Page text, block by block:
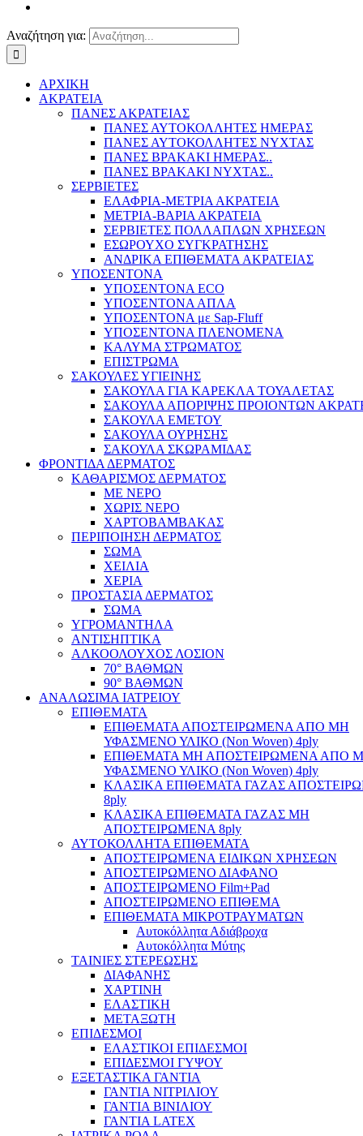
Αναζήτηση για:
ΑΡΧΙΚΗ
ΑΚΡΑΤΕΙΑ
ΠΑΝΕΣ ΑΚΡΑΤΕΙΑΣ
ΠΑΝΕΣ ΑΥΤΟΚΟΛΛΗΤΕΣ ΗΜΕΡΑΣ
ΠΑΝΕΣ ΑΥΤΟΚΟΛΛΗΤΕΣ ΝΥΧΤΑΣ
ΠΑΝΕΣ ΒΡΑΚΑΚΙ ΗΜΕΡΑΣ..
ΠΑΝΕΣ ΒΡΑΚΑΚΙ ΝΥΧΤΑΣ..
ΣΕΡΒΙΕΤΕΣ
ΕΛΑΦΡΙΑ-ΜΕΤΡΙΑ ΑΚΡΑΤΕΙΑ
ΜΕΤΡΙΑ-ΒΑΡΙΑ ΑΚΡΑΤΕΙΑ
ΣΕΡΒΙΕΤΕΣ ΠΟΛΛΑΠΛΩΝ ΧΡΗΣΕΩΝ
ΕΣΩΡΟΥΧΟ ΣΥΓΚΡΑΤΗΣΗΣ
ΑΝΔΡΙΚΑ ΕΠΙΘΕΜΑΤΑ ΑΚΡΑΤΕΙΑΣ
ΥΠΟΣΕΝΤΟΝΑ
ΥΠΟΣΕΝΤΟΝΑ ECO
ΥΠΟΣΕΝΤΟΝΑ ΑΠΛΑ
ΥΠΟΣΕΝΤΟΝΑ με Sap-Fluff
ΥΠΟΣΕΝΤΟΝΑ ΠΛΕΝΟΜΕΝΑ
ΚΑΛΥΜΑ ΣΤΡΩΜΑΤΟΣ
ΕΠΙΣΤΡΩΜΑ
ΣΑΚΟΥΛΕΣ ΥΓΙΕΙΝΗΣ
ΣΑΚΟΥΛΑ ΓΙΑ ΚΑΡΕΚΛΑ ΤΟΥΑΛΕΤΑΣ
ΣΑΚΟΥΛΑ ΑΠΟΡΙΨΗΣ ΠΡΟΙΟΝΤΩΝ
ΣΑΚΟΥΛΑ ΕΜΕΤΟΥ
ΣΑΚΟΥΛΑ ΟΥΡΗΣΗΣ
ΣΑΚΟΥΛΑ ΣΚΩΡΑΜΙΔΑΣ
ΦΡΟΝΤΙΔΑ ΔΕΡΜΑΤΟΣ
ΚΑΘΑΡΙΣΜΟΣ ΔΕΡΜΑΤΟΣ
ΜΕ ΝΕΡΟ
ΧΩΡΙΣ ΝΕΡΟ
ΧΑΡΤΟΒΑΜΒΑΚΑΣ
ΠΕΡΙΠΟΙΗΣΗ ΔΕΡΜΑΤΟΣ
ΣΩΜΑ
ΧΕΙΛΙΑ
ΧΕΡΙΑ
ΠΡΟΣΤΑΣΙΑ ΔΕΡΜΑΤΟΣ
ΣΩΜΑ
ΥΓΡΟΜΑΝΤΗΛΑ
ΑΝΤΙΣΗΠΤΙΚΑ
ΑΛΚΟΟΛΟΥΧΟΣ ΛΟΣΙΟΝ
70° ΒΑΘΜΩΝ
90° ΒΑΘΜΩΝ
ΑΝΑΛΩΣΙΜΑ ΙΑΤΡΕΙΟΥ
ΕΠΙΘΕΜΑΤΑ
ΕΠΙΘΕΜΑΤΑ ΑΠΟΣΤΕΙΡΩΜΕΝΑ ΑΠΟ ΜΗ
ΥΦΑΣΜΕΝΟ ΥΛΙΚΟ (Non Woven) 4ply
ΕΠΙΘΕΜΑΤΑ ΜΗ ΑΠΟΣΤΕΙΡΩΜΕΝΑ ΑΠΟ
ΥΦΑΣΜΕΝΟ ΥΛΙΚΟ (Non Woven) 4ply
ΚΛΑΣΙΚΑ ΕΠΙΘΕΜΑΤΑ ΓΑΖΑΣ
8ply
ΚΛΑΣΙΚΑ ΕΠΙΘΕΜΑΤΑ ΓΑΖΑΣ ΜΗ
ΑΠΟΣΤΕΙΡΩΜΕΝΑ 8ply
ΑΥΤΟΚΟΛΛΗΤΑ ΕΠΙΘΕΜΑΤΑ
ΑΠΟΣΤΕΙΡΩΜΕΝΑ ΕΙΔΙΚΩΝ ΧΡΗΣΕΩΝ
ΑΠΟΣΤΕΙΡΩΜΕΝΟ ΔΙΑΦΑΝΟ
ΑΠΟΣΤΕΙΡΩΜΕΝΟ Film+Pad
ΑΠΟΣΤΕΙΡΩΜΕΝΟ ΕΠΙΘΕΜΑ
ΕΠΙΘΕΜΑΤΑ ΜΙΚΡΟΤΡΑΥΜΑΤΩΝ
Αυτοκόλλητα Αδιάβροχα
Αυτοκόλλητα Μύτης
ΤΑΙΝΙΕΣ ΣΤΕΡΕΩΣΗΣ
ΔΙΑΦΑΝΗΣ
ΧΑΡΤΙΝΗ
ΕΛΑΣΤΙΚΗ
ΜΕΤΑΞΩΤΗ
ΕΠΙΔΕΣΜΟΙ
ΕΛΑΣΤΙΚΟΙ ΕΠΙΔΕΣΜΟΙ
ΕΠΙΔΕΣΜΟΙ ΓΥΨΟΥ
ΕΞΕΤΑΣΤΙΚΑ ΓΑΝΤΙΑ
ΓΑΝΤΙΑ ΝΙΤΡΙΛΙΟΥ
ΓΑΝΤΙΑ ΒΙΝΙΛΙΟΥ
ΓΑΝΤΙΑ LATEX